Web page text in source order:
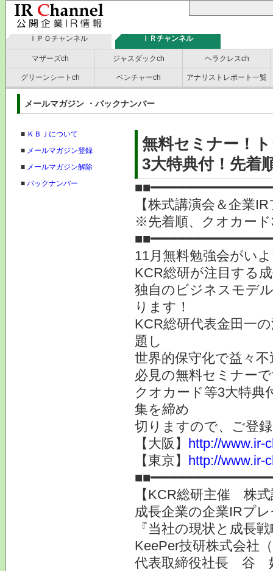
ＩＰＯチャンネル ＩＲチャンネル
マザーズch ジャスダックch ヘラクレスch
グリーンシートch ベンチャーch アナリストレポート一覧
メールマガジン ・バックナンバー
■ ＫＢＪについて
■ メールマガジン登録
■ メールマガジン解除
■ バックナンバー
無料セミナー！
3大特典付！先着
【株式講演会＆企業
※先着順、クオカ
11月無料勉強会がい
KCR総研が注目する
独自のビジネスモデ
ります！
KCR総研代表金田一
題し
世界的保守化で益々
必見の無料セミナー
クオカード等3大特典
集を締め
切りますので、ご登
【大阪】 http://www.ir-
【東京】 http://www.ir-
【KCR総研主催 株
成長企業の企業IRプ
『当社の現状と成長
KeePer技研株式会
代表取締役社長 谷